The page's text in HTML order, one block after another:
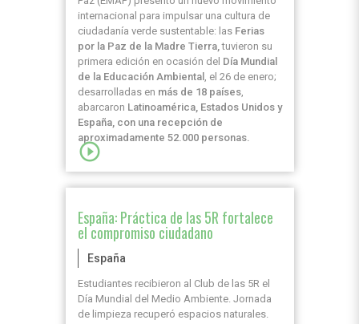
internacional para impulsar una cultura de
ciudadanía verde sustentable: lasFerias
por la Paz de la Madre Tierra,tuvieron su
primera edición en ocasión del Día Mundial
de la Educación Ambiental , el 26 de enero;
desarrolladas en más de 18 países,
abarcaron Latinoamérica, Estados Unidos y
España, con una recepción de
aproximadamente 52.000 personas.
play_circle_outline
España: Práctica de las 5R fortalece
el compromiso ciudadano
España
Estudiantes recibieron al Club de las 5R el
Día Mundial del Medio Ambiente. Jornada
de limpieza recuperó espacios naturales.